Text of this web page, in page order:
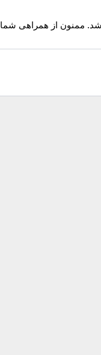
شد. ممنون از همراهی شما